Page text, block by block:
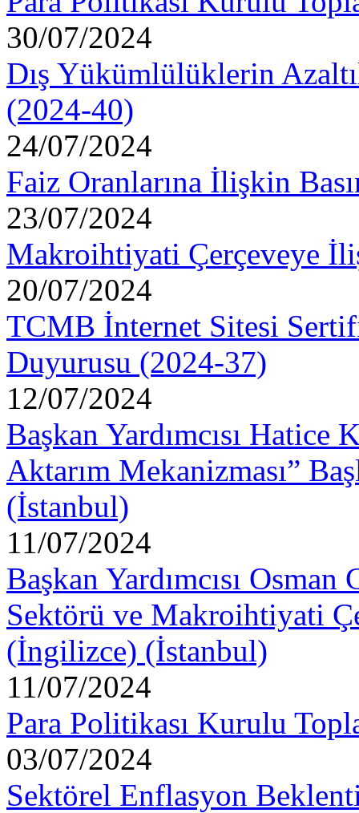
30/07/2024
Dış Yükümlülüklerin
(2024-40)
24/07/2024
Faiz Oranlarına İlişkin
23/07/2024
Makroihtiyati Çerçeveye
20/07/2024
TCMB İnternet Sitesi
Duyurusu (2024-37)
12/07/2024
Başkan Yardımcısı Hatice
Aktarım Mekanizması”
(İstanbul)
11/07/2024
Başkan Yardımcısı
Sektörü ve Makroihtiyati
(İngilizce) (İstanbul)
11/07/2024
Para Politikası Kurulu
03/07/2024
Sektörel Enflasyon